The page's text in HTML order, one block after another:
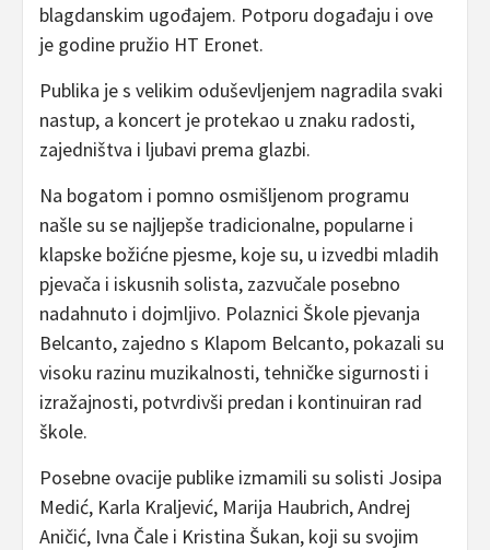
blagdanskim ugođajem. Potporu događaju i ove
je godine pružio HT Eronet.
Publika je s velikim oduševljenjem nagradila svaki
nastup, a koncert je protekao u znaku radosti,
zajedništva i ljubavi prema glazbi.
Na bogatom i pomno osmišljenom programu
našle su se najljepše tradicionalne, popularne i
klapske božićne pjesme, koje su, u izvedbi mladih
pjevača i iskusnih solista, zazvučale posebno
nadahnuto i dojmljivo. Polaznici Škole pjevanja
Belcanto, zajedno s Klapom Belcanto, pokazali su
visoku razinu muzikalnosti, tehničke sigurnosti i
izražajnosti, potvrdivši predan i kontinuiran rad
škole.
Posebne ovacije publike izmamili su solisti Josipa
Medić, Karla Kraljević, Marija Haubrich, Andrej
Aničić, Ivna Čale i Kristina Šukan, koji su svojim